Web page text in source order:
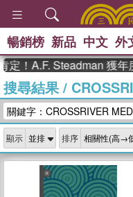
暢銷榜 新品 中文 外
Steadman 獲年度作
搜尋結果/
關鍵字：CROSSRIVER
顯示 排序